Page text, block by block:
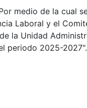
medio de la cual
Laboral y el
la Unidad
periodo 2025-2027".